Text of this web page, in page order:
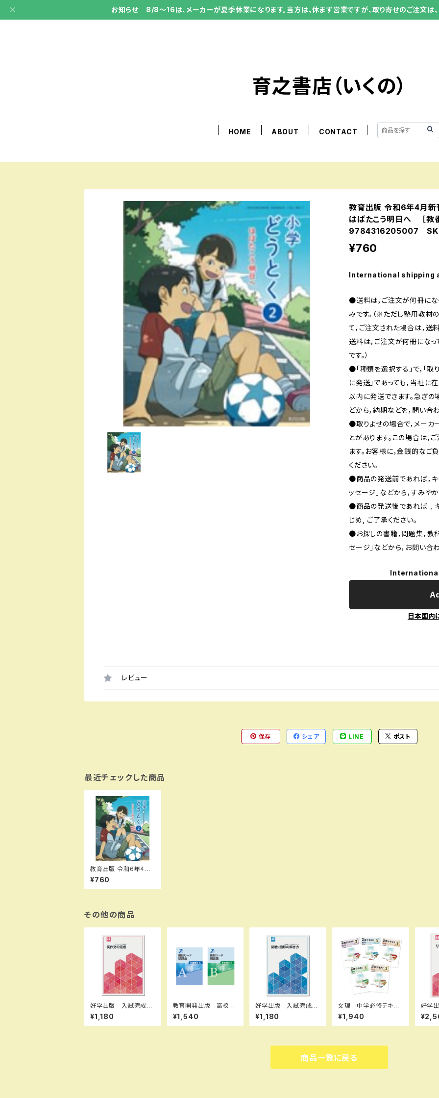
お知らせ 8/8～16は、メーカーが夏季休業になります。当方は、休まず営業ですが、取り寄せのご注文は、
育之書店（いくの）
HOME ABOUT CONTACT
教育出版 令和6年4月
はばたこう明日へ ［教
9784316205007
¥760
International shipping
●送料は，ご注文が何冊にな
みです。（※ただし塾用教材
て，ご注文された場合は，送
送料は，ご注文が何冊になっ
です。）
●「種類を選択する」で，
に発送」であっても，当社に
以内に発送できます。急ぎの
どから，納期などを，問い合
●取りよせの場合で，メーカ
とがあります。この場合は，
ます。お客様に，金銭的なご
ください。
●商品の発送前であれば，キ
ッセージ」などから，すみやか
●商品の発送後であれば ,
じめ, ご了承ください｡
●お探しの書籍，問題集，教
セージ」などから，お問い合
日本国内
レビュー
保存 シェア LINE ポスト
最近チェックした商品
教育出版 令和6年4月
新刊 小学教科書 小
学どうとく２ はばたこう
明日へ ［教番：道徳2
U：003961983
¥760
その他の商品
好学出版 入試完成シ
リーズ 英作文の完
成 2026年度版 新
品完全セット ISBN：B
¥1,180
教育開発出版 高校リ
ード問題集 英語構文
A ，英語構文 B 2026
年度版 各科目（選択く
¥1,540
好学出版 入試完成シ
リーズ 関数・図形の解
き方 2026年度版
新品完全セット ISB
¥1,180
文理 中学必修テキス
ト 数学 中1～3（ご選
択ください） 2026年
度版 新品完全セット
¥1,940
好学
入試
スニ
き
商品一覧に戻る